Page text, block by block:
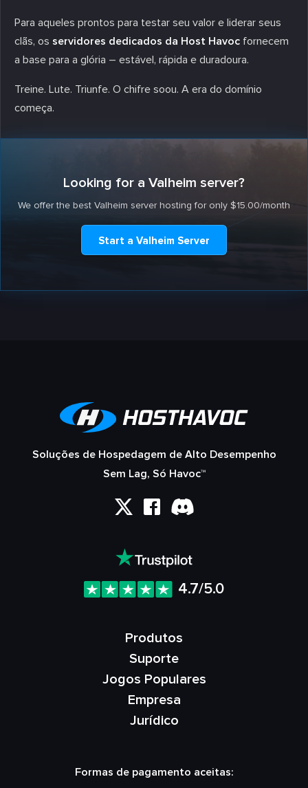
Para aqueles prontos para testar seu valor e liderar seus
clãs, os servidores dedicados da Host Havoc fornecem
a base para a glória – estável, rápida e duradoura.
Treine. Lute. Triunfe. O chifre soou. A era do domínio
começa.
Looking for a Valheim server?
We offer the best Valheim server hosting for only $15.00/month
Start a Valheim Server
Soluções de Hospedagem de Alto Desempenho
Sem Lag, Só Havoc™
4.7/5.0
Produtos
Suporte
Jogos Populares
Empresa
Jurídico
Formas de pagamento aceitas: